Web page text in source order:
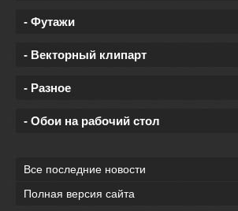
- Футажи
- Векторный клипарт
- Разное
- Обои на рабочий стол
Все последние новости
Полная версия сайта